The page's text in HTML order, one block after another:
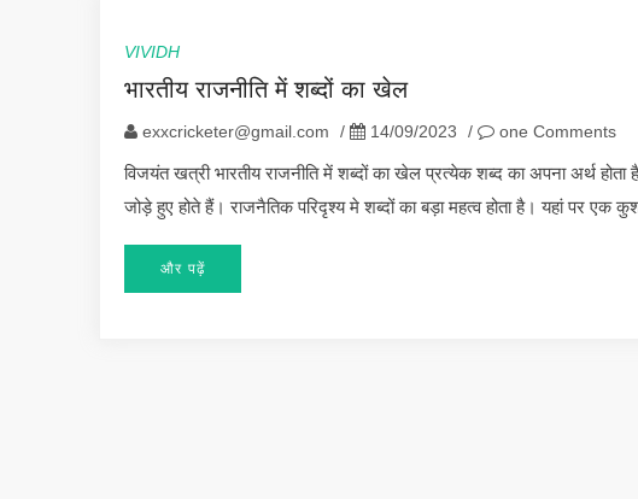
VIVIDH
भारतीय राजनीति में शब्दों का खेल
exxcricketer@gmail.com / 14/09/2023 / one Comments
विजयंत खत्री भारतीय राजनीति में शब्दों का खेल प्रत्येक शब्द का अपना अर्थ
जोड़े हुए होते हैं। राजनैतिक परिदृश्य मे शब्दों का बड़ा महत्व होता है। यहां पर
और पढ़ें